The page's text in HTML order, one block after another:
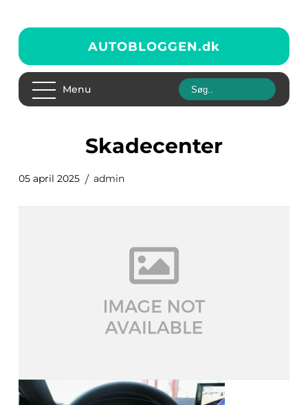
AUTOBLOGGEN.dk
Menu
skadecenter
05 april 2025 admin